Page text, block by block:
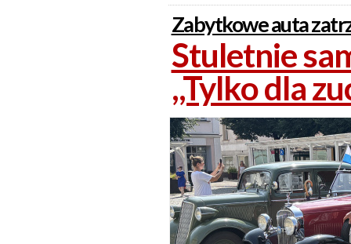
Zabytkowe auta
Stuletnie
,,Tylko dla